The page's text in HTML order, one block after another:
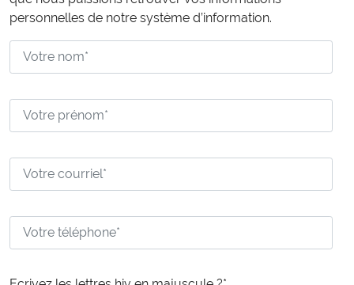
personnelles de notre système d’information.